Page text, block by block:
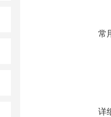
常
详